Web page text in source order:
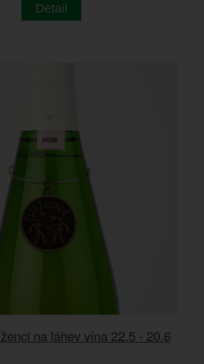
Detail
na láhev vína 22.5 - 20.6